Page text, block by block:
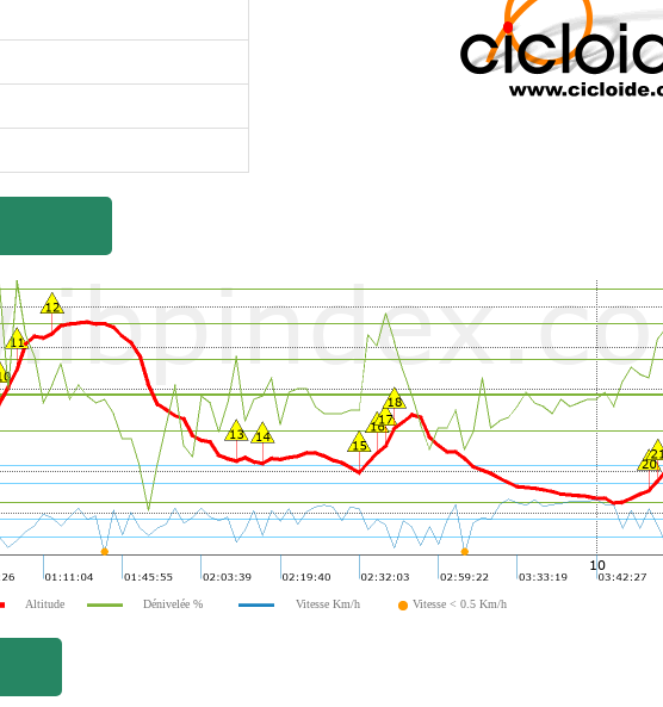
Altitude Dénivelée % Vitesse Km/h Vitesse < 0.5 Km/h